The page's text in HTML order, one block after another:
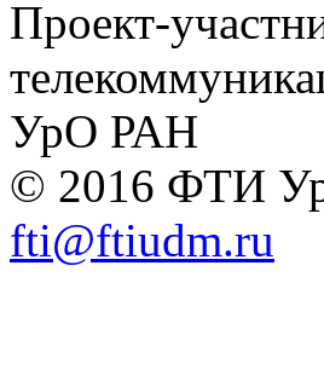
Проект-
УрО РАН
© 2016 ФТИ
fti@ftiudm.ru